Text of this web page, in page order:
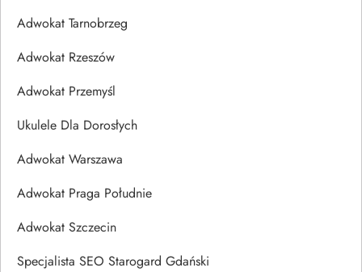
Adwokat Tarnobrzeg
Adwokat Rzeszów
Adwokat Przemyśl
Ukulele Dla Dorosłych
Adwokat Warszawa
Adwokat Praga Południe
Adwokat Szczecin
Specjalista SEO Starogard Gdański